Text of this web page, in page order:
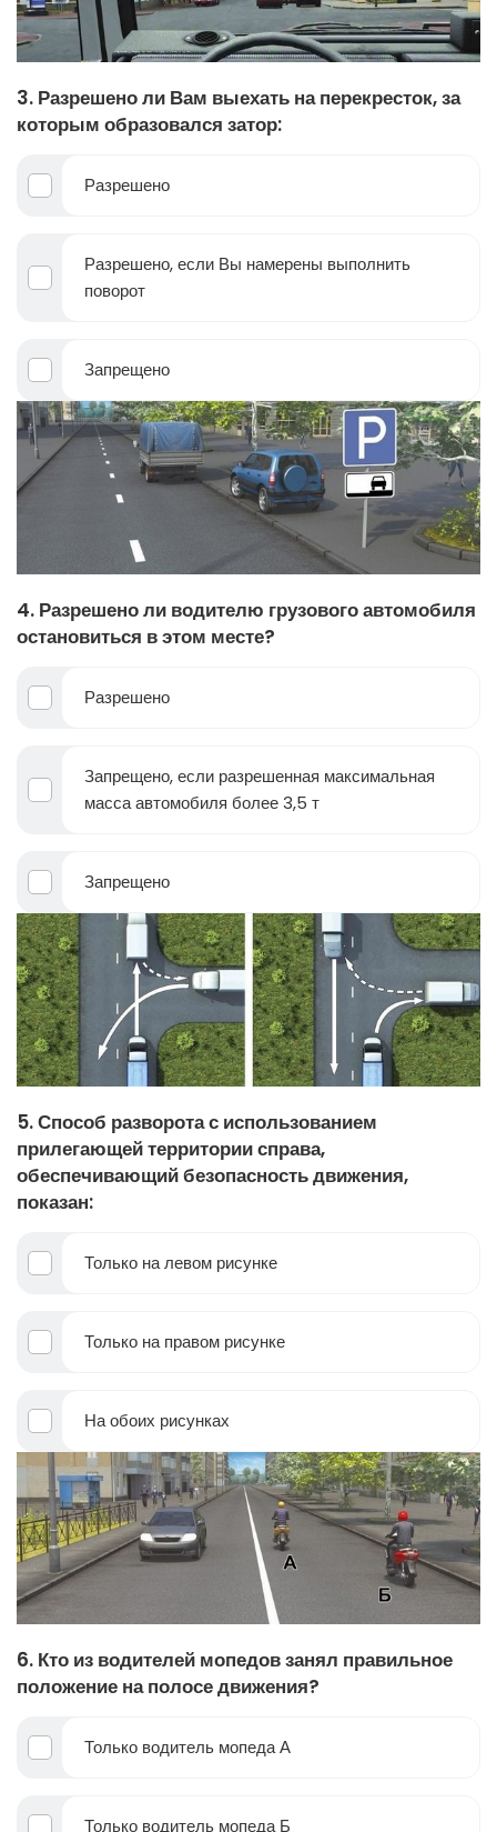
3. Разрешено ли Вам выехать на перекресток, за
которым образовался затор:
Разрешено
Разрешено, если Вы намерены выполнить
поворот
Запрещено
4. Разрешено ли водителю грузового автомобиля
остановиться в этом месте?
Разрешено
Запрещено, если разрешенная максимальная
масса автомобиля более 3,5 т
Запрещено
5. Способ разворота с использованием
прилегающей территории справа,
обеспечивающий безопасность движения,
показан:
Только на левом рисунке
Только на правом рисунке
На обоих рисунках
6. Кто из водителей мопедов занял правильное
положение на полосе движения?
Только водитель мопеда А
Только водитель мопеда Б